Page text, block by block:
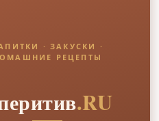
· ЗАКУСКИ ·
РЕЦЕПТЫ
.RU